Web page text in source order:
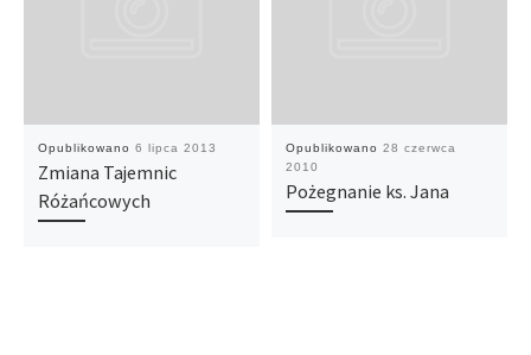
Opublikowano 6 lipca 2013
Zmiana Tajemnic
Różańcowych
Opublikowano 28 czerwca
2010
Pożegnanie ks. Jana